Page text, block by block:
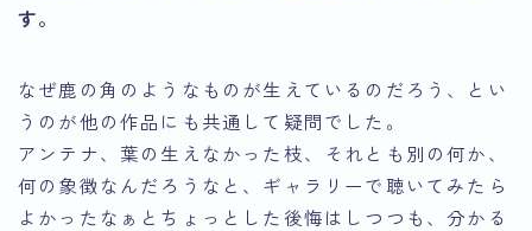
す。
なぜ鹿の角のようなものが生えているのだろう、とい
うのが他の作品にも共通して疑問でした。
アンテナ、葉の生えなかった枝、それとも別の何か、
何の象徴なんだろうなと、ギャラリーで聴いてみたら
よかったなぁとちょっとした後悔はしつつも、分かる